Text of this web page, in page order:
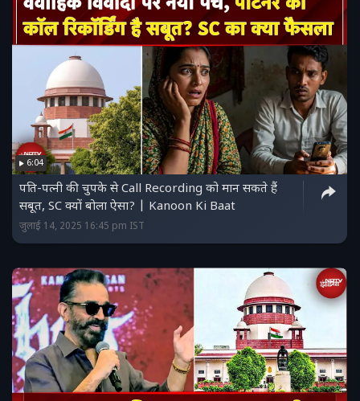
6:04
पति-पत्नी की चुपके से Call Recording को मान सकते हैं
सबूत, SC क्यों बोला ऐसा? | Kanoon Ki Baat
जुलाई 14, 2025 16:45 pm IST